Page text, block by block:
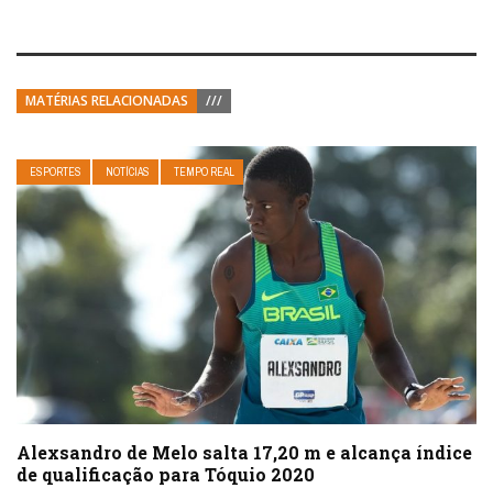
MATÉRIAS RELACIONADAS ///
ESPORTES NOTÍCIAS TEMPO REAL
Alexsandro de Melo salta 17,20 m e alcança índice
de qualificação para Tóquio 2020